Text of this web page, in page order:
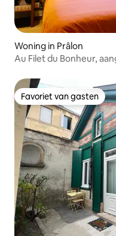
Woning in Prâlon
Au Filet du Bonheur,
Favoriet van gasten
Favoriet van gasten